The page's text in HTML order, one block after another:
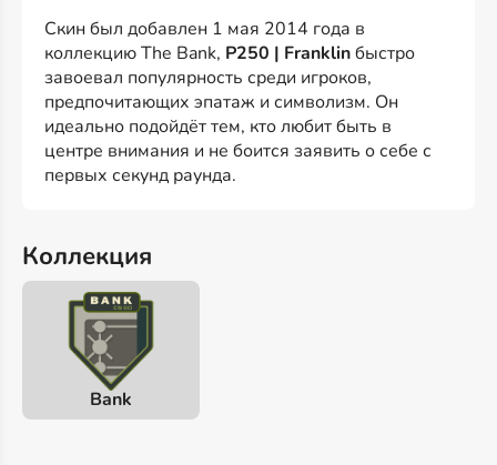
Скин был добавлен 1 мая 2014 года в
коллекцию The Bank, P250 | Franklinбыстро
завоевал популярность среди игроков,
предпочитающих эпатаж и символизм. Он
идеально подойдёт тем, кто любит быть в
центре внимания и не боится заявить о себе с
первых секунд раунда.
Коллекция
Bank